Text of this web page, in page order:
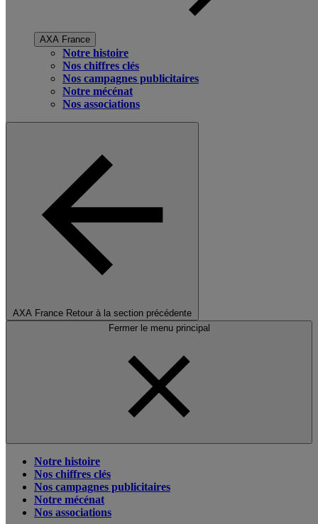
AXA France
Notre histoire
Nos chiffres clés
Nos campagnes publicitaires
Notre mécénat
Nos associations
AXA France Retour à la section précédente
Fermer le menu principal
Notre histoire
Nos chiffres clés
Nos campagnes publicitaires
Notre mécénat
Nos associations